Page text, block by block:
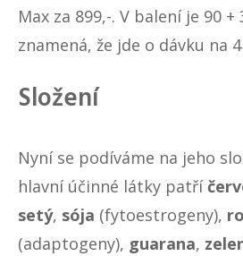
Max za 899,-. V balení je 90 +
znamená, že jde o dávku na
Složení
Nyní se podíváme na jeho
hlavní účinné látky patří
setý, sója (fytoestrogeny),
(adaptogeny), guarana,